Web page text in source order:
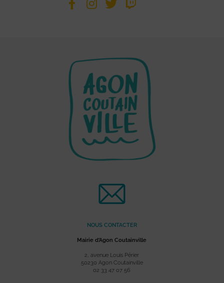
NOUS CONTACTER
Mairie d’Agon Coutainville
2, avenue Louis Périer
50230 Agon Coutainville
02 33 47 07 56